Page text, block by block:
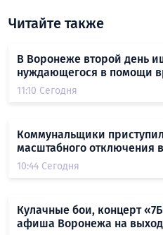
Читайте также
В Воронеже второй день
нуждающегося в помощи
11:10 Сегодня
Коммунальщики
масштабного отключения
10:44 Сегодня
Кулачные бои, концерт
афиша Воронежа на